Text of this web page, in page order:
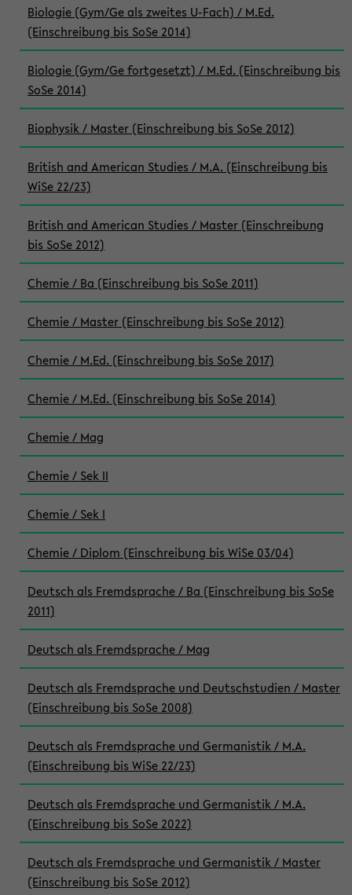
Biologie (Gym/Ge als zweites U-Fach) / M.Ed.
(Einschreibung bis SoSe 2014)
Biologie (Gym/Ge fortgesetzt) / M.Ed. (Einschreibung bis
SoSe 2014)
Biophysik / Master (Einschreibung bis SoSe 2012)
British and American Studies / M.A. (Einschreibung bis
WiSe 22/23)
British and American Studies / Master (Einschreibung
bis SoSe 2012)
Chemie / Ba (Einschreibung bis SoSe 2011)
Chemie / Master (Einschreibung bis SoSe 2012)
Chemie / M.Ed. (Einschreibung bis SoSe 2017)
Chemie / M.Ed. (Einschreibung bis SoSe 2014)
Chemie / Mag
Chemie / Sek II
Chemie / Sek I
Chemie / Diplom (Einschreibung bis WiSe 03/04)
Deutsch als Fremdsprache / Ba (Einschreibung bis SoSe
2011)
Deutsch als Fremdsprache / Mag
Deutsch als Fremdsprache und Deutschstudien / Master
(Einschreibung bis SoSe 2008)
Deutsch als Fremdsprache und Germanistik / M.A.
(Einschreibung bis WiSe 22/23)
Deutsch als Fremdsprache und Germanistik / M.A.
(Einschreibung bis SoSe 2022)
Deutsch als Fremdsprache und Germanistik / Master
(Einschreibung bis SoSe 2012)